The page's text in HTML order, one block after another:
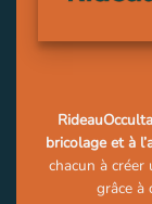
bricolage et à
chacun à créer
grâce à